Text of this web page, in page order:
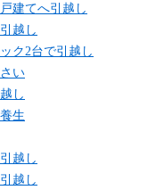
建てへ引越し
越し
ク2台で引越し
い
し
生
越し
越し